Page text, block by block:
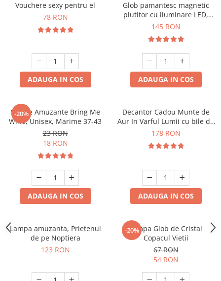
Vouchere sexy pentru el
78 RON
ADAUGA IN COS
Glob pamantesc magnetic
plutitor cu iluminare LED,
Forma C
145 RON
ADAUGA IN COS
-20%
Sosete Amuzante Bring Me
Wine, Unisex, Marime 37-43
23 RON
18 RON
ADAUGA IN COS
Decantor Cadou Munte de
Aur In Varful Lumii cu bile de
curatare
178 RON
ADAUGA IN COS
Lampa amuzanta, Prietenul
de pe Noptiera
123 RON
-20%
Lampa Glob de Cristal
Copacul Vietii
67 RON
54 RON